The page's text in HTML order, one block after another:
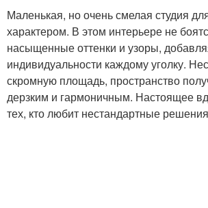
Маленькая, но очень смелая студия
характером. В этом интерьере не
насыщенные оттенки и узоры,
индивидуальности каждому уголку.
скромную площадь, пространство
дерзким и гармоничным. Настоящее
тех, кто любит нестандартные